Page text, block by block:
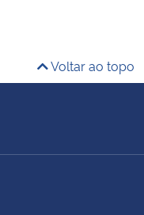
Voltar ao topo